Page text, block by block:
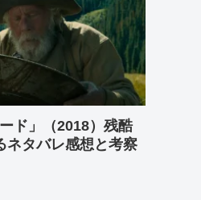
ド」（2018）残酷
ネタバレ感想と考察